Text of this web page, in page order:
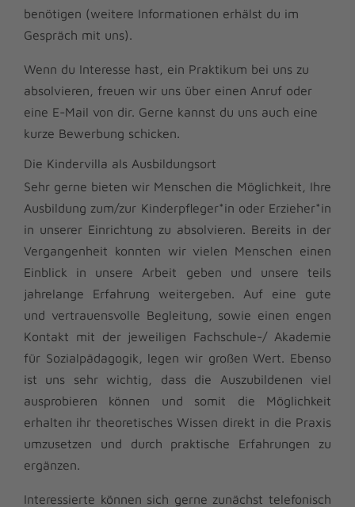
benötigen (weitere Informationen erhälst du im
Gespräch mit uns).
Wenn du Interesse hast, ein Praktikum bei uns zu
absolvieren, freuen wir uns über einen Anruf oder
eine E-Mail von dir. Gerne kannst du uns auch eine
kurze Bewerbung schicken.
Die Kindervilla als Ausbildungsort
Sehr gerne bieten wir Menschen die Möglichkeit, Ihre
Ausbildung zum/zur Kinderpfleger*in oder Erzieher*in
in unserer Einrichtung zu absolvieren. Bereits in der
Vergangenheit konnten wir vielen Menschen einen
Einblick in unsere Arbeit geben und unsere teils
jahrelange Erfahrung weitergeben. Auf eine gute
und vertrauensvolle Begleitung, sowie einen engen
Kontakt mit der jeweiligen Fachschule-/ Akademie
für Sozialpädagogik, legen wir großen Wert. Ebenso
ist uns sehr wichtig, dass die Auszubildenen viel
ausprobieren können und somit die Möglichkeit
erhalten ihr theoretisches Wissen direkt in die Praxis
umzusetzen und durch praktische Erfahrungen zu
ergänzen.
Interessierte können sich gerne zunächst telefonisch